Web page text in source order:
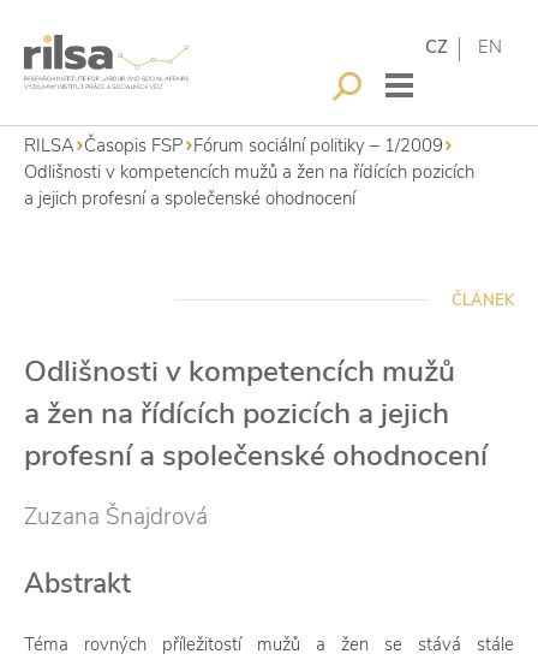
CZ EN
RILSA Časopis FSP Fórum sociální politiky – 1/2009
Odlišnosti v kompetencích mužů a žen na řídících pozicích
a jejich profesní a společenské ohodnocení
ČLÁNEK
Odlišnosti v kompetencích mužů
a žen na řídících pozicích a jejich
profesní a společenské ohodnocení
Zuzana Šnajdrová
Abstrakt
Téma rovných příležitostí mužů a žen se stává stále